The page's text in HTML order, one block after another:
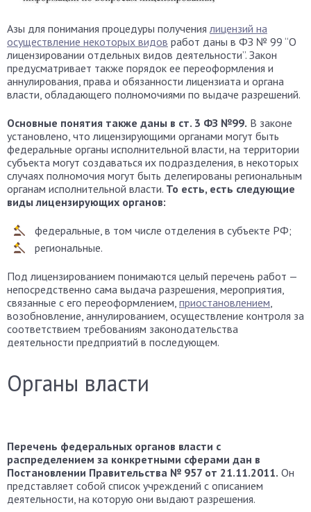
Азы для понимания процедуры получениялицензий на
осуществление некоторых видов работ даны в ФЗ № 99 “О
лицензировании отдельных видов деятельности”. Закон
предусматривает также порядок ее переоформления и
аннулирования, права и обязанности лицензиата и органа
власти, обладающего полномочиями по выдаче разрешений.
Основные понятия также даны в ст. 3 ФЗ №99. В законе
установлено, что лицензирующими органами могут быть
федеральные органы исполнительной власти, на территории
субъекта могут создаваться их подразделения, в некоторых
случаях полномочия могут быть делегированы региональным
органам исполнительной власти. То есть, есть следующие
виды лицензирующих органов:
федеральные, в том числе отделения в субъекте РФ;
региональные.
Под лицензированием понимаются целый перечень работ —
непосредственно сама выдача разрешения, мероприятия,
связанные с его переоформлением, приостановлением,
возобновление, аннулированием, осуществление контроля за
соответствием требованиям законодательства
деятельности предприятий в последующем.
Органы власти
Перечень федеральных органов власти с
распределением за конкретными сферами дан в
Постановлении Правительства № 957 от 21.11.2011. Он
представляет собой список учреждений с описанием
деятельности, на которую они выдают разрешения.